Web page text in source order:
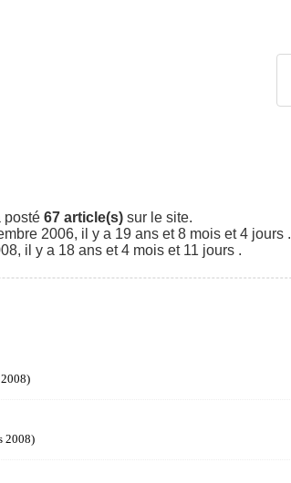
posté 67 article(s) sur le site.
2006, il y a 19 ans et 8 mois et 4 jours .
il y a 18 ans et 4 mois et 11 jours .
2008)